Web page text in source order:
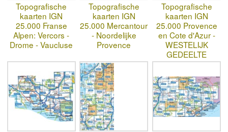
Topografische
kaarten IGN
25.000 Franse
Alpen: Vercors -
Drome - Vaucluse
Topografische
kaarten IGN
25.000 Mercantour
- Noordelijke
Provence
Topografische
kaarten IGN
25.000 Provence
en Cote d'Azur -
WESTELIJK
GEDEELTE